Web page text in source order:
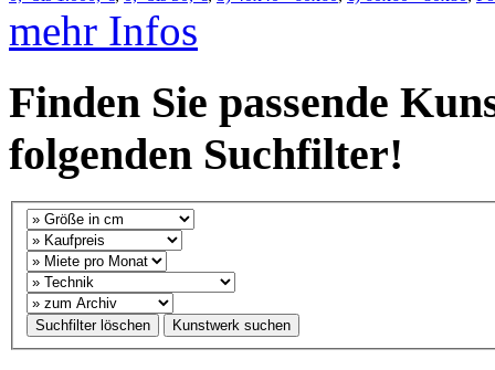
mehr Infos
Finden Sie passende
folgenden Suchfilter!